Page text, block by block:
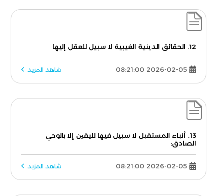
12. الحقائق الدينية الغيبية لا سبيل للعقل إليها
2026-02-05 08:21:00 شاهد المزيد
13. أنباء المستقبل لا سبيل فيها لليقين إلا بالوحي
الصادق:
2026-02-05 08:21:00 شاهد المزيد